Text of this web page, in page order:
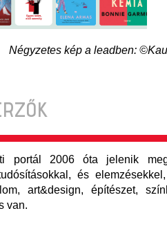
Négyzetes kép a leadben:
portál 2006 óta jelenik
és
art&design, építészet,
van.